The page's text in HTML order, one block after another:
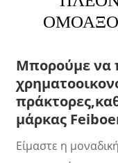
Μπορούμε να
πράκτορες,
μάρκας
Είμαστε η